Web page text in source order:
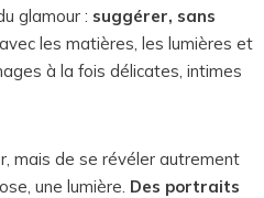
glamour : suggérer, sans
les matières, les lumières et
à la fois délicates, intimes
mais de se révéler autrement
une lumière. Des portraits